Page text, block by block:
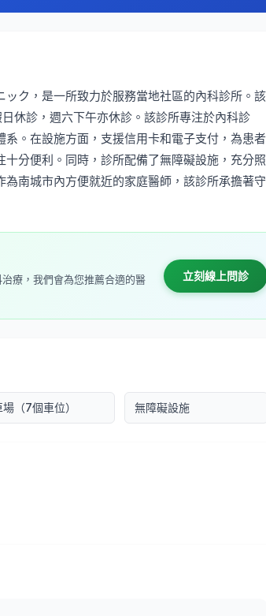
ク，是一所致力於服務當地社區的內科診所。該
休診，週六下午亦休診。該診所專注於內科診
。在設施方面，支援信用卡和電子支付，為患者
分便利。同時，診所配備了無障礙設施，充分照
南城市內方便就近的家庭醫師，該診所承擔著守
療，我們會為您推薦合適的醫
立刻線上問診
（7個車位） 無障礙設施